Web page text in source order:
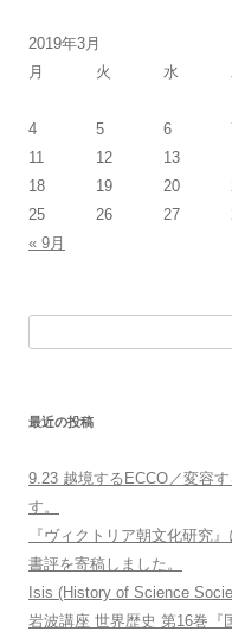
2019年3月
月
火 水
4
5 6
11
12 13
18
19 20
25
26 27
« 9月
最近の投稿
9.23 越境するECCO／変容
す。
『ヴィクトリア朝文化研究
書評を寄稿しました。
Isis (History of Science
岩波講座 世界歴史 第16巻